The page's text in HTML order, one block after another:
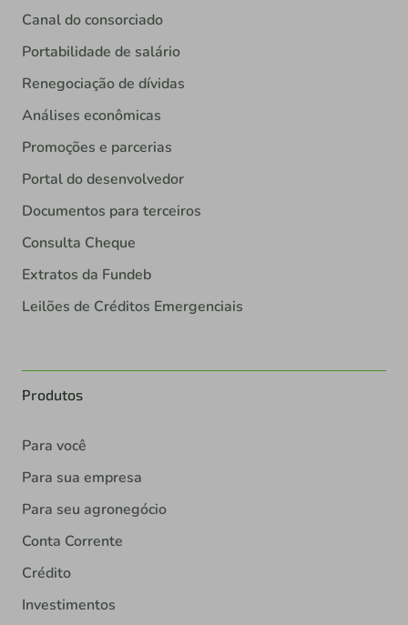
Canal do consorciado
Portabilidade de salário
Renegociação de dívidas
Análises econômicas
Promoções e parcerias
Portal do desenvolvedor
Documentos para terceiros
Consulta Cheque
Extratos da Fundeb
Leilões de Créditos Emergenciais
Produtos
Para você
Para sua empresa
Para seu agronegócio
Conta Corrente
Crédito
Investimentos